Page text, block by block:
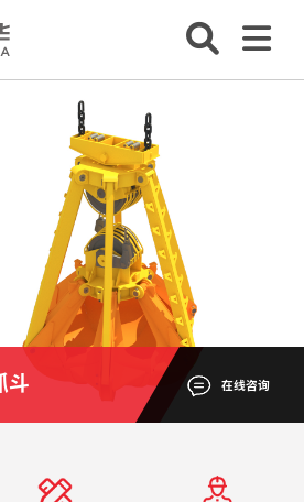
斗 在线咨询